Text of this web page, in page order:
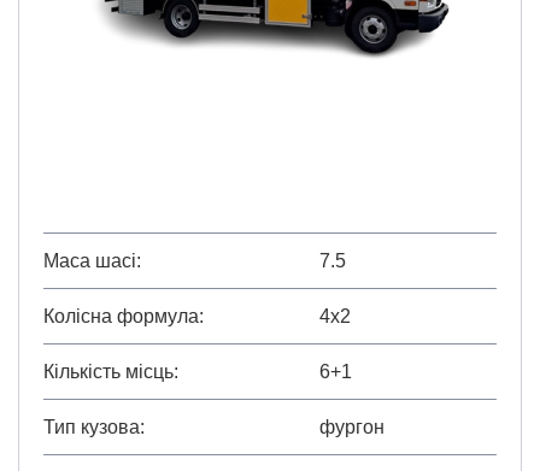
Маса шасі 7.5
Колісна формула 4х2
Кількість місць 6+1
Тип кузова фургон